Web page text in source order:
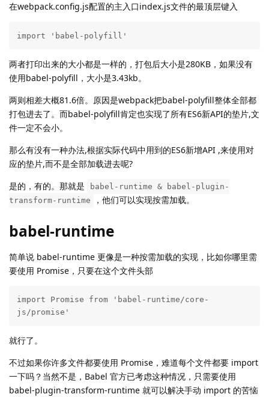
在webpack.config.js配置的主入口index.js文件的最顶层键入
import 'babel-polyfill'
两者打印出来的大小都是一样的，打包后大小是280KB，如果没有
使用babel-polyfill，大小是3.43kb。
两则相差大概81.6倍。原因是webpack把babel-polyfill整体全部都
打包进去了。而babel-polyfill肯定也实现了所有ES6新API的垫片,文
件一定不会小。
那么有没有一种办法,根据实际代码中用到的ES6新增API ,来使用对
应的垫片,而不是全部加载进去呢?
是的，有的。那就是
babel-runtime & babel-plugin-
transform-runtime
，他们可以实现按需加载。
babel-runtime
简单说 babel-runtime 更像是一种按需加载的实现，比如你哪里需
要使用 Promise，只要在这个文件头部
import Promise from 'babel-runtime/core-
js/promise'
就行了。
不过如果你许多文件都要使用 Promise，难道每个文件都要 import
一下吗？当然不是，Babel 官方已考虑这种情况，只需要使用
babel-plugin-transform-runtime 就可以解决手动 import 的苦恼